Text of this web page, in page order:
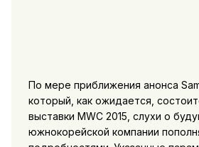
По мере приближения анонса
который, как ожидается,
выставки MWC 2015, слухи о
южнокорейской компании